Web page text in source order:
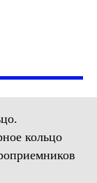
кольцо